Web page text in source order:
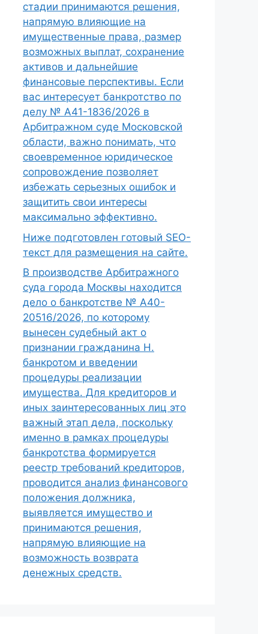
стадии принимаются решения,
напрямую влияющие на
имущественные права, размер
возможных выплат, сохранение
активов и дальнейшие
финансовые перспективы. Если
вас интересует банкротство по
делу № А41-1836/2026 в
Арбитражном суде Московской
области, важно понимать, что
своевременное юридическое
сопровождение позволяет
избежать серьезных ошибок и
защитить свои интересы
максимально эффективно.
Ниже подготовлен готовый SEO-
текст для размещения на сайте.
В производстве Арбитражного
суда города Москвы находится
дело о банкротстве № А40-
20516/2026, по которому
вынесен судебный акт о
признании гражданина Н.
банкротом и введении
процедуры реализации
имущества. Для кредиторов и
иных заинтересованных лиц это
важный этап дела, поскольку
именно в рамках процедуры
банкротства формируется
реестр требований кредиторов,
проводится анализ финансового
положения должника,
выявляется имущество и
принимаются решения,
напрямую влияющие на
возможность возврата
денежных средств.